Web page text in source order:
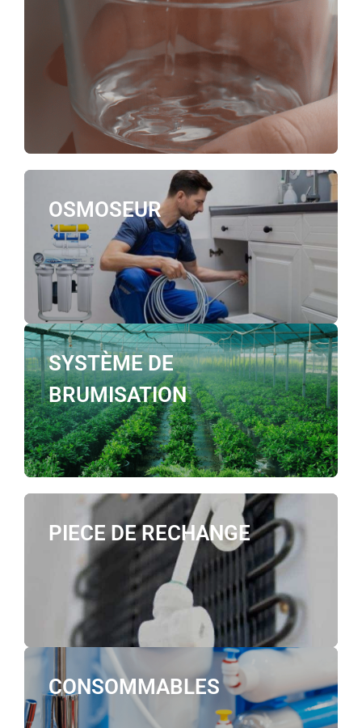
OSMOSEUR
SYSTÈME DE
BRUMISATION
PIECE DE RECHANGE
CONSOMMABLES